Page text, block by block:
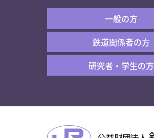
一般の方
鉄道関係者の方
研究者・学生の方